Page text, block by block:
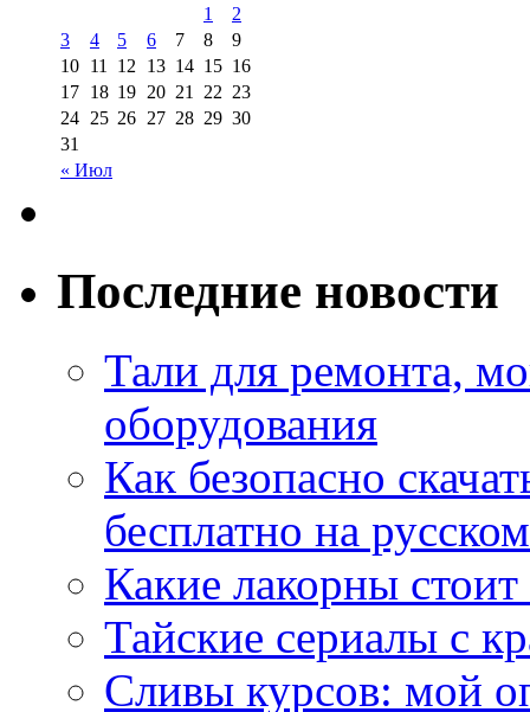
« Июл
1
2
3
4 5 6 7 8
9
10 11 12 13 14 15 16
17 18 19 20 21 22 23
24 25 26 27 28 29 30
31
Последние новости
Тали для ремонта,
оборудования
Как безопасно
бесплатно на
Какие лакорны
Тайские сериалы с
Сливы курсов: мой